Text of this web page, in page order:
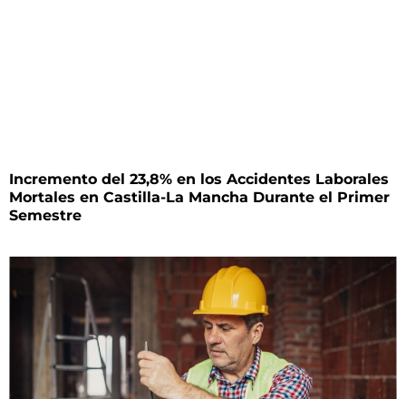
Incremento del 23,8% en los Accidentes Laborales
Mortales en Castilla-La Mancha Durante el Primer
Semestre